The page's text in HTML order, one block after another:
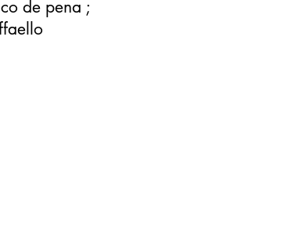
de pena ;